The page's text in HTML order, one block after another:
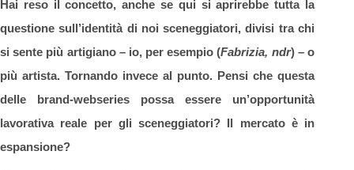
Hai reso il concetto, anche se qui si aprirebbe tutta la
questione sull’identità di noi sceneggiatori, divisi tra chi
si sente più artigiano – io, per esempio (Fabrizia, ndr) – o
più artista. Tornando invece al punto. Pensi che questa
delle brand-webseries possa essere un’opportunità
lavorativa reale per gli sceneggiatori? Il mercato è in
espansione?